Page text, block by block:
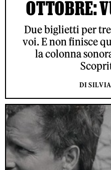
OTTOBRE:
Due biglietti per
voi. E non finisce
la colonna
DI